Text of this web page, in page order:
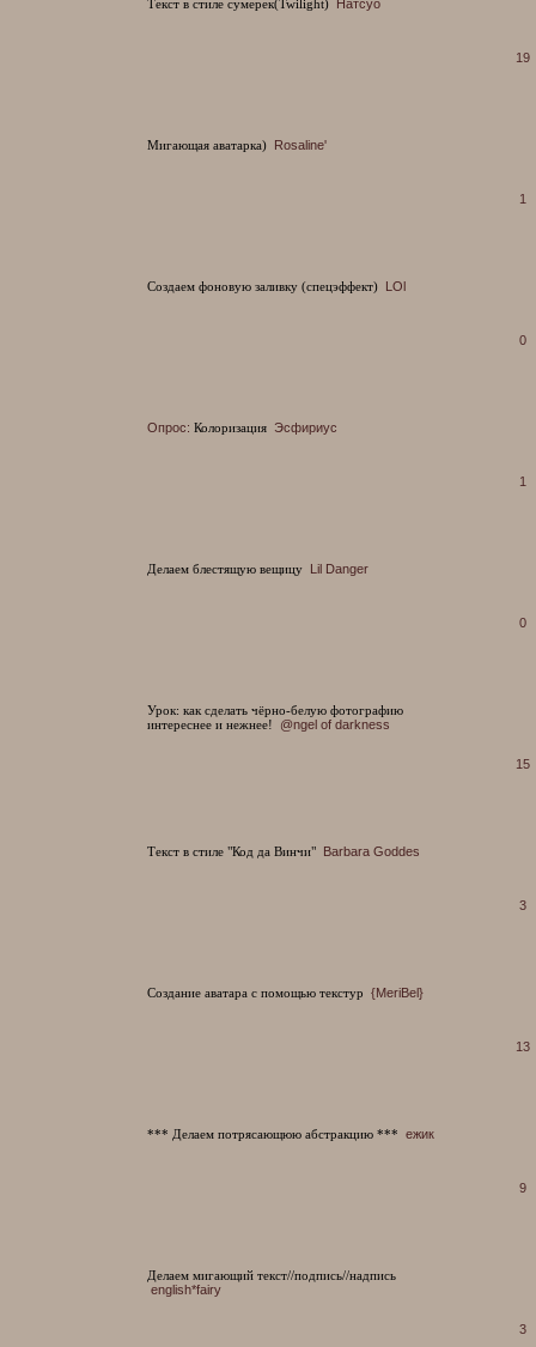
Текст в стиле сумерек(Twilight) Натсуо
19
Мигающая аватарка) Rosaline'
1
Создаем фоновую заливку (спецэффект) LOl
0
Опрос: Колоризация Эсфириус
1
Делаем блестящую вещицу Lil Danger
0
Урок: как сделать чёрно-белую фотографию
интереснее и нежнее!
@ngel of darkness
15
Текст в стиле "Код да Винчи" Barbara Goddes
3
Создание аватара с помощью текстур {MeriBel}
13
*** Делаем потрясающюю абстракцию *** ежик
9
Делаем мигающий текст//подпись//надпись
english*fairy
3